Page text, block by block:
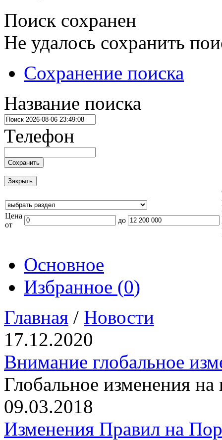
Поиск сохранен
Не удалось сохранить
Сохранение поиска
Название поиска
Телефон
Сохранить
Закрыть
Цена
от
до
Основное
Избранное (0)
Главная / Новости
17.12.2020
Внимание глобальное
Глобальное изменения
09.03.2018
Изменения Правил на